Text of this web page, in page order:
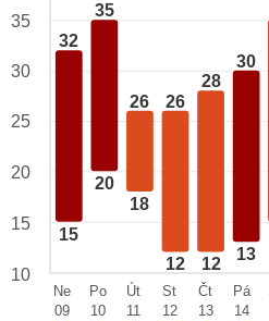
32
15
35
20
26
18
26
12
28
12
30
13
35
30
25
20
15
10
Ne
09
Po
10
Út
11
St
12
Čt
13
Pá
14